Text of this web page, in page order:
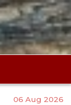
06 Aug 2026